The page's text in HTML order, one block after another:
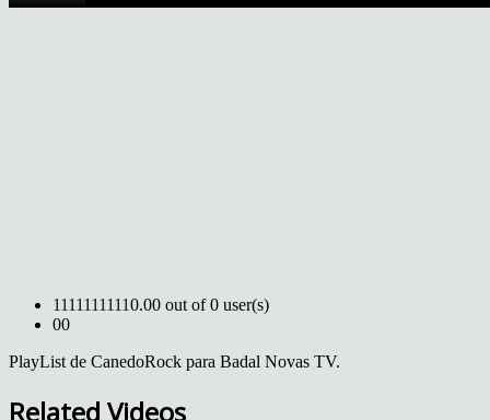
11111111110.00 out of 0 user(s)
00
PlayList de CanedoRock para Badal Novas TV.
Related Videos